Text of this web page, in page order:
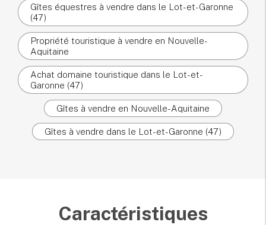
Gîtes équestres à vendre dans le Lot-et-Garonne
(47)
Propriété touristique à vendre en Nouvelle-
Aquitaine
Achat domaine touristique dans le Lot-et-
Garonne (47)
Gîtes à vendre en Nouvelle-Aquitaine
Gîtes à vendre dans le Lot-et-Garonne (47)
Caractéristiques